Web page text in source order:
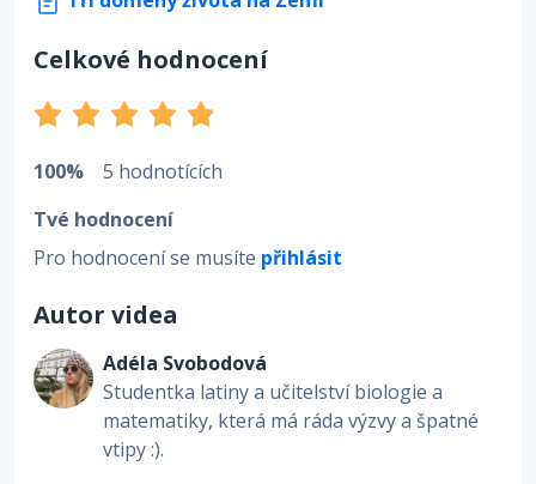
Celkové hodnocení
100%
5 hodnotících
Tvé hodnocení
Pro hodnocení se musíte přihlásit
Autor videa
Adéla Svobodová
Studentka latiny a učitelství biologie a
matematiky, která má ráda výzvy a špatné
vtipy :).